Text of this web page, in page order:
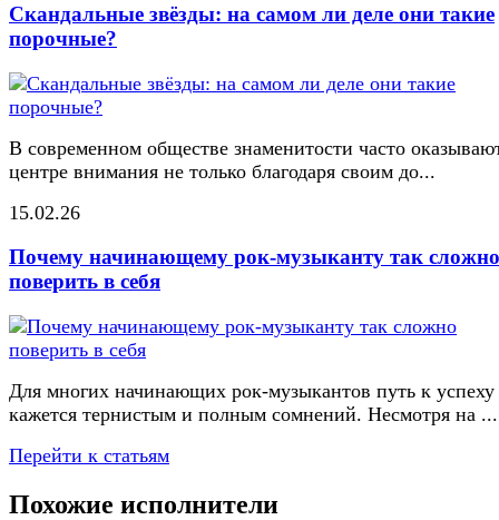
Скандальные звёзды: на самом ли деле они такие
порочные?
В современном обществе знаменитости часто
центре внимания не только благодаря своим до...
15.02.26
Почему начинающему рок-музыканту так сложно
поверить в себя
Для многих начинающих рок-музыкантов путь к успеху
кажется тернистым и полным сомнений. Несмотря на ...
Перейти к статьям
Похожие исполнители